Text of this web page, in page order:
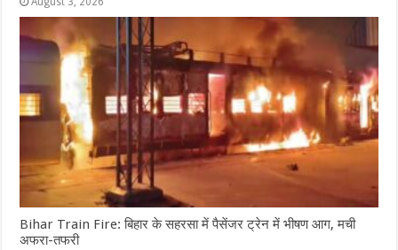
Bihar Train Fire: बिहार के सहरसा में पैसेंजर ट्रेन में भीषण आग, मची
अफरा-तफरी